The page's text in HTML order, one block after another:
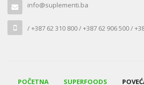
info@suplementi.ba
/ +387 62 310 800 / +387 62 906 500 /
POČETNA SUPERFOODS